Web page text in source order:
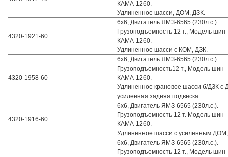
КАМА-1260.
Удлиненное шасси, ДОМ, ДЗК.
4320-1921-60
6х6, Двигатель ЯМЗ-6565 (230л.с.).
Грузоподъемность 12 т., Модель шин
КАМА-1260.
Удлиненное шасси с КОМ, ДЗК.
4320-1958-60
6х6, Двигатель ЯМЗ-6565 (230л.с.).
Грузоподъемность12 т., Модель шин
КАМА-1260.
Удлиненное крановое шасси б/ДЗК с
усиленная задняя подвеска.
4320-1916-60
6х6, Двигатель ЯМЗ-6565 (230л.с.).
Грузоподъемность 12 т. Модель шин
КАМА-1260.
Удлиненное шасси с усиленным
6х6, Двигатель ЯМЗ-6565 (230л.с.).
Грузоподъемность 12 т., Модель шин